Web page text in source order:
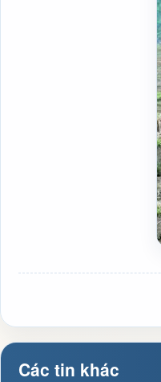
Các tin khác